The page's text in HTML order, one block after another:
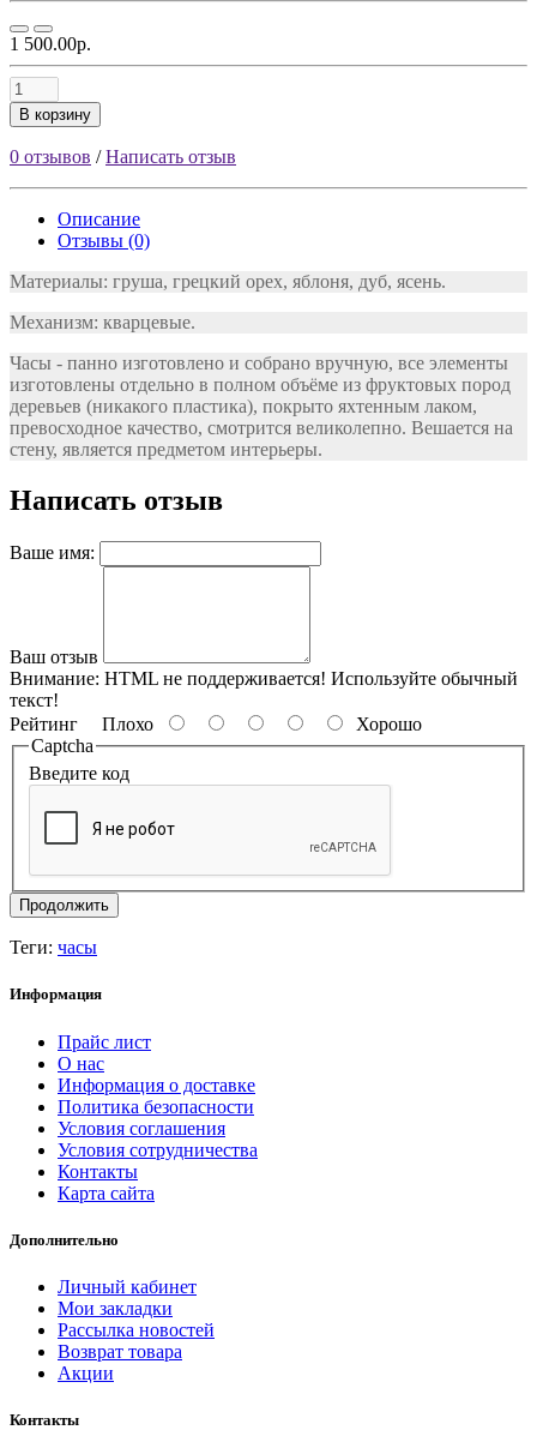
1 500.00р.
В корзину
0 отзывов /Написать отзыв
Описание
Отзывы (0)
Материалы: груша, грецкий орех, яблоня, дуб, ясень.
Механизм: кварцевые.
Часы - панно изготовлено и собрано вручную, все элементы
изготовлены отдельно в полном объёме из фруктовых пород
деревьев (никакого пластика), покрыто яхтенным лаком,
превосходное качество, смотрится великолепно. Вешается на
стену, является предметом интерьеры.
Написать отзыв
Ваше имя:
Ваш отзыв
Внимание: HTML не поддерживается! Используйте обычный
текст!
Рейтинг Плохо
Хорошо
Captcha
Введите код
Продолжить
Теги: часы
Информация
Прайс лист
О нас
Информация о доставке
Политика безопасности
Условия соглашения
Условия сотрудничества
Контакты
Карта сайта
Дополнительно
Личный кабинет
Мои закладки
Рассылка новостей
Возврат товара
Акции
Контакты